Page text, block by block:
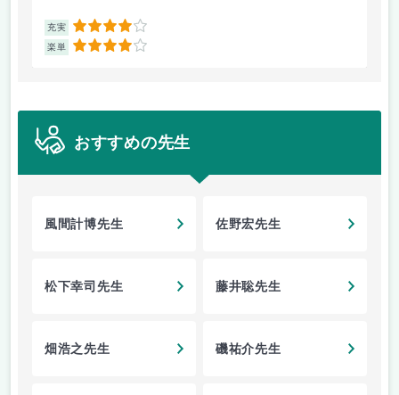
充実 4
楽単 4
おすすめの先生
風間計博先生 佐野宏先生
松下幸司先生 藤井聡先生
畑浩之先生 磯祐介先生